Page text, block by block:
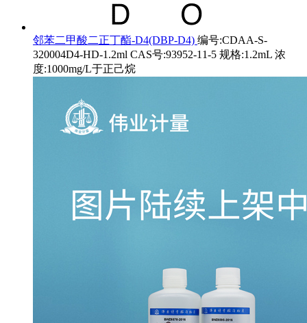
邻苯二甲酸二正丁酯-D4(DBP-D4) 编号:CDAA-S-
320004D4-HD-1.2ml CAS号:93952-11-5 规格:1.2mL 浓
度:1000mg/L于正己烷